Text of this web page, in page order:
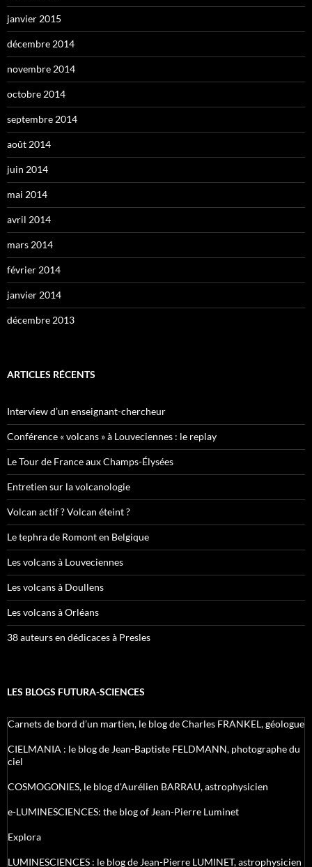
janvier 2015
décembre 2014
novembre 2014
octobre 2014
septembre 2014
août 2014
juin 2014
mai 2014
avril 2014
mars 2014
février 2014
janvier 2014
décembre 2013
ARTICLES RÉCENTS
Interview d’un enseignant-chercheur
Conférence « volcans » à Louveciennes : le replay
Le Tour de France aux Champs-Élysées
Entretien sur la volcanologie
Volcan actif ? Volcan éteint ?
Le tephra de Romont en Belgique
Les volcans à Louveciennes
Les volcans à Doullens
Les volcans à Orléans
38 auteurs en dédicaces à Presles
LES BLOGS FUTURA-SCIENCES
Carnets de bord d’un martien, le blog de Charles FRANKEL, géologue
CIELMANIA : le blog de Jean-Baptiste FELDMANN, photographe du
ciel
COSMOGONIES, le blog d'Aurélien BARRAU, astrophysicien
e-LUMINESCIENCES: the blog of Jean-Pierre Luminet
Explora
LUMINESCIENCES : le blog de Jean-Pierre LUMINET, astrophysicien